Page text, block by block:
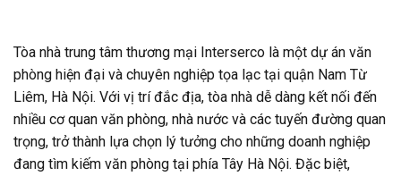
Tòa nhà trung tâm thương mại Interserco là một dự án văn
phòng hiện đại và chuyên nghiệp tọa lạc tại quận Nam Từ
Liêm, Hà Nội. Với vị trí đắc địa, tòa nhà dễ dàng kết nối đến
nhiều cơ quan văn phòng, nhà nước và các tuyến đường quan
trọng, trở thành lựa chọn lý tưởng cho những doanh nghiệp
đang tìm kiếm văn phòng tại phía Tây Hà Nội. Đặc biệt,